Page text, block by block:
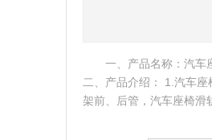
一、 产品简介： 该
备，专门为汽车制动踏
款汽车零部件定制的铆接